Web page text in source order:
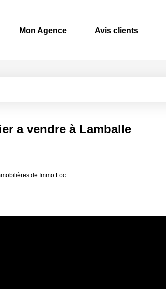
Mon Agence Avis clients
a vendre à Lamballe
de Immo Loc.